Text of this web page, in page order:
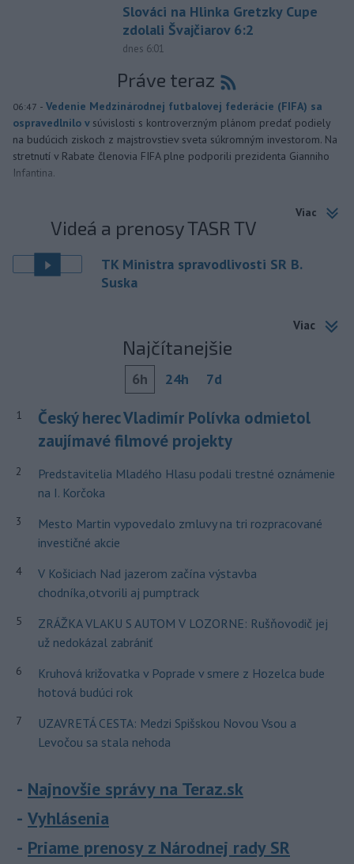
Slováci na Hlinka Gretzky Cupe
zdolali Švajčiarov 6:2
dnes 6:01
Práve teraz
06:47 - Vedenie Medzinárodnej futbalovej federácie (FIFA) sa
ospravedlnilo v súvislosti s kontroverzným plánom predať podiely
na budúcich ziskoch z majstrovstiev sveta súkromným investorom. Na
stretnutí v Rabate členovia FIFA plne podporili prezidenta Gianniho
Infantina.
Viac
Videá a prenosy TASR TV
TK Ministra spravodlivosti SR B.
Suska
Viac
Najčítanejšie
6h 24h 7d
1
Český herec Vladimír Polívka odmietol
zaujímavé filmové projekty
2
Predstavitelia Mladého Hlasu podali trestné oznámenie
na I. Korčoka
3
Mesto Martin vypovedalo zmluvy na tri rozpracované
investičné akcie
4
V Košiciach Nad jazerom začína výstavba
chodníka,otvorili aj pumptrack
5
ZRÁŽKA VLAKU S AUTOM V LOZORNE: Rušňovodič jej
už nedokázal zabrániť
6
Kruhová križovatka v Poprade v smere z Hozelca bude
hotová budúci rok
7
UZAVRETÁ CESTA: Medzi Spišskou Novou Vsou a
Levočou sa stala nehoda
Najnovšie správy na Teraz.sk
Vyhlásenia
Priame prenosy z Národnej rady SR